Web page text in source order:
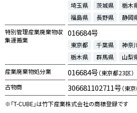
埼玉県
茨城県 栃木
福島県
長野県 静岡
特別管理産業廃棄物収
集運搬業
016684号
東京都 千葉県 神奈
栃木県
群馬県 山梨
産業廃棄物処分業
016684号（東京都23区）
古物商
306681102711号（東
※「T-CUBE」は竹下産業株式会社の商標登録です